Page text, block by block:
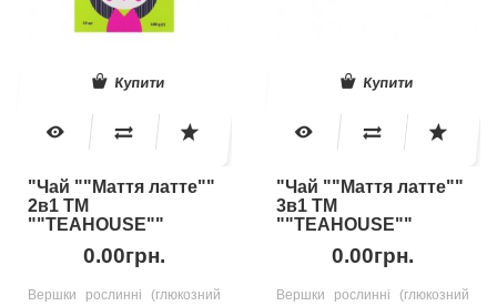
Купити
"Чай ""Маття латте""
2в1 ТМ
""TEAHOUSE""
0.00грн.
Вершки рослинні (глюкозний
Купити
"Чай ""Маття латте""
3в1 ТМ
""TEAHOUSE""
0.00грн.
Вершки рослинні (глюкозний